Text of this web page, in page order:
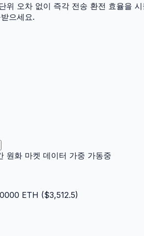
위 오차 없이 즉각 전송 환전 효율을
으세요.
원화 마켓 데이터 가중 가동중
ETH ($3,512.5)